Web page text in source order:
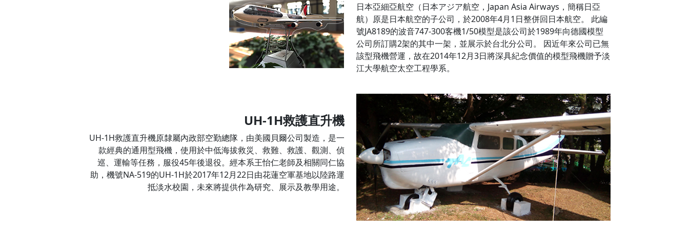
日本亞細亞航空（日本アジア航空，Japan Asia Airways，簡稱日亞
航）原是日本航空的子公司，於2008年4月1日整併回日本航空。 此編
號JA8189的波音747-300客機1/50模型是該公司於1989年向德國模型
公司所訂購2架的其中一架，並展示於台北分公司。 因近年來公司已無
該型飛機營運，故在2014年12月3日將深具紀念價值的模型飛機贈予淡
江大學航空太空工程學系。
UH-1H救護直升機
UH-1H救護直升機原隸屬內政部空勤總隊，由美國貝爾公司製造，是一
款經典的通用型飛機，使用於中低海拔救災、救難、救護、觀測、偵
巡、運輸等任務，服役45年後退役。經本系王怡仁老師及相關同仁協
助，機號NA-519的UH-1H於2017年12月22日由花蓮空軍基地以陸路運
抵淡水校園，未來將提供作為研究、展示及教學用途。